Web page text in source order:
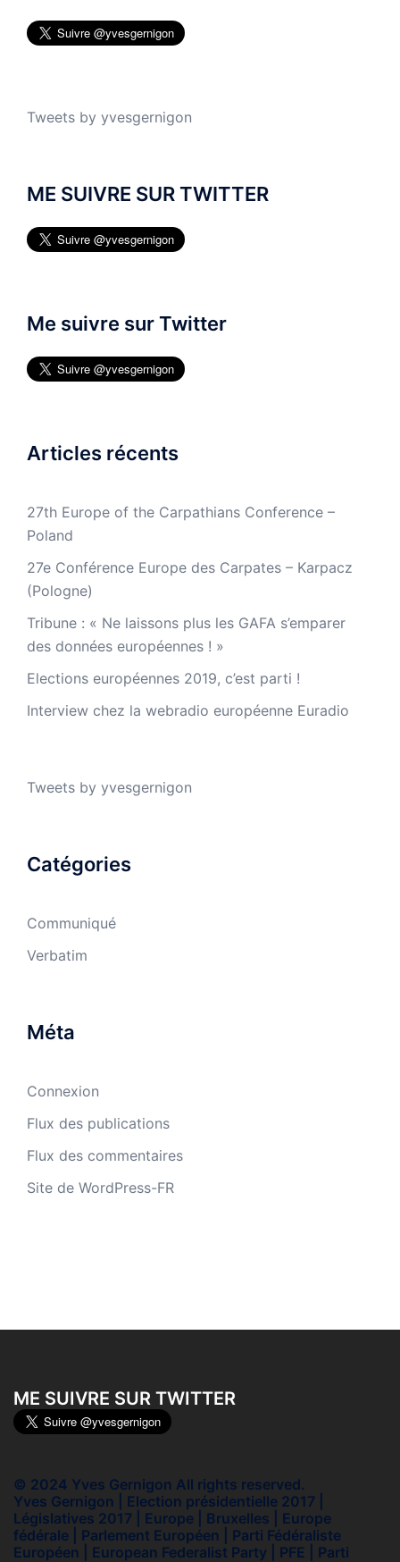
Tweets by yvesgernigon
ME SUIVRE SUR TWITTER
Me suivre sur Twitter
Articles récents
27th Europe of the Carpathians Conference –
Poland
27e Conférence Europe des Carpates – Karpacz
(Pologne)
Tribune : « Ne laissons plus les GAFA s’emparer
des données européennes ! »
Elections européennes 2019, c’est parti !
Interview chez la webradio européenne Euradio
Tweets by yvesgernigon
Catégories
Communiqué
Verbatim
Méta
Connexion
Flux des publications
Flux des commentaires
Site de WordPress-FR
ME SUIVRE SUR TWITTER
© 2024 Yves Gernigon All rights reserved.
Yves Gernigon | Election présidentielle 2017 |
Législatives 2017 | Europe | Bruxelles | Europe
fédérale | Parlement Européen | Parti Fédéraliste
Européen | European Federalist Party | PFE | Parti